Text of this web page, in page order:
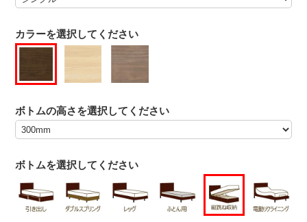
カラーを選択してください
ボトムの高さを選択してください
ボトムを選択してください